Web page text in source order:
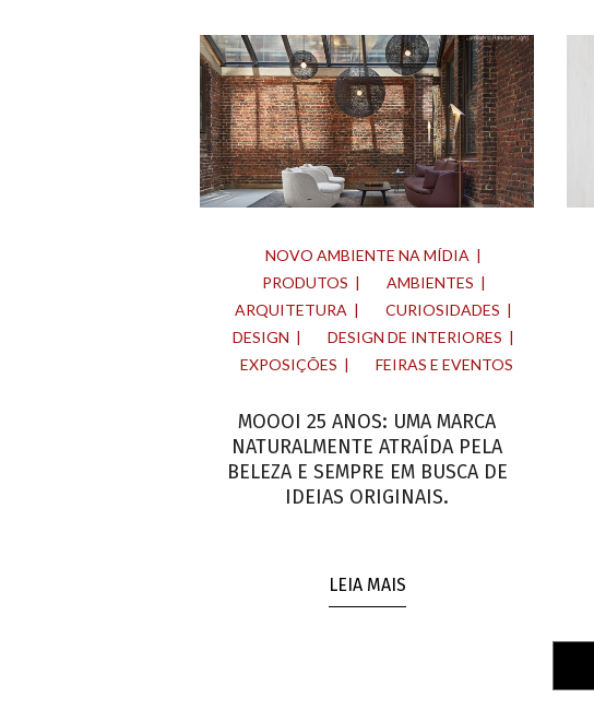
NOVO AMBIENTE NA MÍDIA
PRODUTOS
AMBIENTES
ARQUITETURA
CURIOSIDADES
DESIGN
DESIGN DE INTERIORES
EXPOSIÇÕES
FEIRAS E EVENTOS
MOOOI 25 ANOS: UMA MARCA
NATURALMENTE ATRAÍDA PELA
BELEZA E SEMPRE EM BUSCA DE
IDEIAS ORIGINAIS.
LEIA MAIS